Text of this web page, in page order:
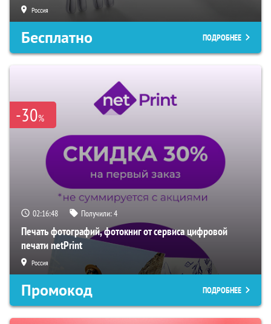
Россия
Бесплатно ПОДРОБНЕЕ
-30%
02:16:47 Получили:4
Печать фотографий, фотокниг от сервиса цифровой
печати netPrint
Россия
Промокод ПОДРОБНЕЕ